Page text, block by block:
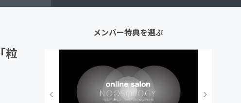
粒
メンバー特典を選ぶ